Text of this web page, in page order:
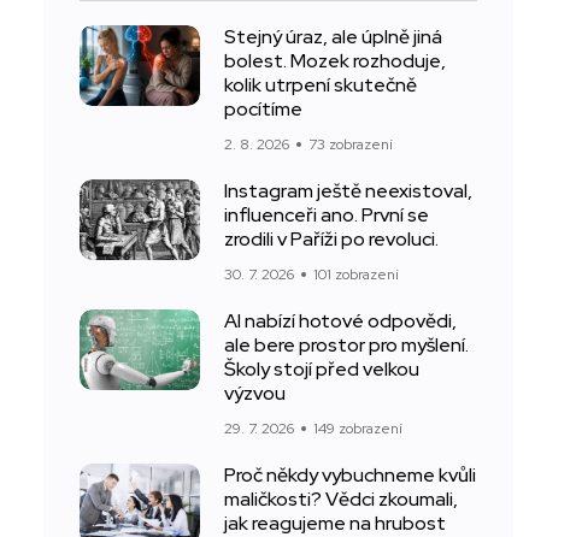
Stejný úraz, ale úplně jiná
bolest. Mozek rozhoduje,
kolik utrpení skutečně
pocítíme
2. 8. 2026 73 zobrazení
Instagram ještě neexistoval,
influenceři ano. První se
zrodili v Paříži po revoluci.
30. 7. 2026 101 zobrazení
AI nabízí hotové odpovědi,
ale bere prostor pro myšlení.
Školy stojí před velkou
výzvou
29. 7. 2026 149 zobrazení
Proč někdy vybuchneme kvůli
maličkosti? Vědci zkoumali,
jak reagujeme na hrubost